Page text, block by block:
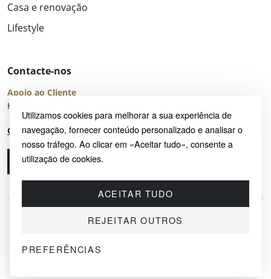
Utilizamos cookies para melhorar a sua experiência de
navegação, fornecer conteúdo personalizado e analisar o
nosso tráfego. Ao clicar em «Aceitar tudo», consente a
utilização de cookies.
ACEITAR TUDO
REJEITAR OUTROS
PREFERÊNCIAS
Casa e renovação
Lifestyle
Contacte-nos
Apoio ao Cliente
Horário de Atendimento: seg – sex 8:00 – 16:00 (UTC+2)
Centro de Ajuda
Ligue-nos
© 2026 SAYRUG OÜ · KESKLINNA LINNAOSA, AHTRI TN 12, 10151, TALLINN,